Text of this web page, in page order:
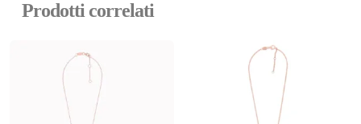
Prodotti correlati